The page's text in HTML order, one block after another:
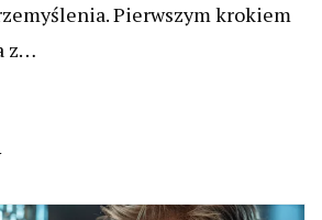
Pierwszym krokiem
z…